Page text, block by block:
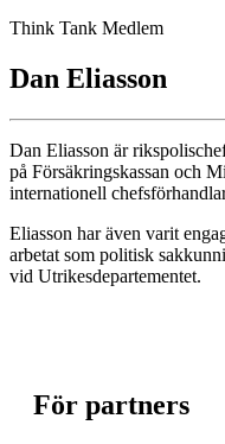
Think Tank Medlem
Dan Eliasson
Dan Eliasson är
på Försäkringskassan och
internationell
Eliasson har även varit
arbetat som politisk
vid Utrikesdepartementet.
För partners